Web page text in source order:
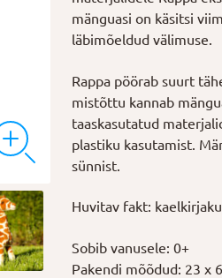
mänguasi on käsitsi
läbimõeldud välimuse.
Rappa pöörab suurt
mistõttu kannab
taaskasutatud
plastiku kasutamist.
sünnist.
Huvitav fakt:
Sobib vanusele: 0+
Pakendi mõõdud: 23 x